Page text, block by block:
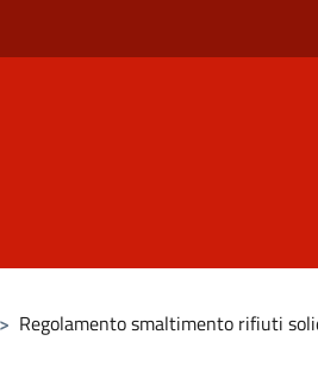
> Regolamento smaltimento rifiuti